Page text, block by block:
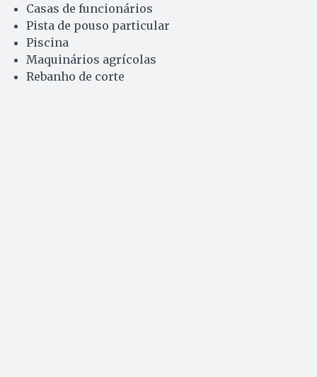
Casas de funcionários
Pista de pouso particular
Piscina
Maquinários agrícolas
Rebanho de corte